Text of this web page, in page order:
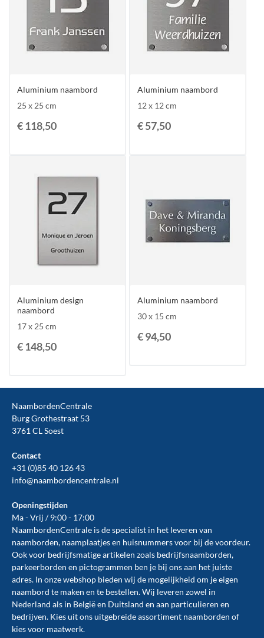
Aluminium naambord
25 x 25 cm
€ 118,50
Aluminium naambord
12 x 12 cm
€ 57,50
Aluminium design
naambord
17 x 25 cm
€ 148,50
Aluminium naambord
30 x 15 cm
€ 94,50
NaambordenCentrale
Burg Grothestraat 53
3761 CL Soest
Contact
+31 (0)85 40 126 43
info@naambordencentrale.nl
Openingstijden
Ma - Vrij / 9:00 - 17:00
NaambordenCentrale is de specialist in het leveren van
naamborden, naamplaatjes en huisnummers voor bij devoordeur.
Ook voor bedrijfsmatige artikelen zoals bedrijfsnaamborden,
parkeerborden en pictogrammen ben je bij ons aan het juiste
adres. In onze webshop bieden wij de mogelijkheid om je eigen
naambord te maken en te bestellen. Wij leveren zowel in
Nederland als in België en Duitsland en aan particulieren en
bedrijven. Kies uit ons uitgebreide assortiment naamborden of
kies voor maatwerk.